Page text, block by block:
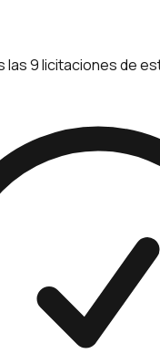
las 9 licitaciones de